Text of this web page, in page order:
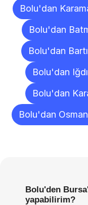
Bolu'dan
Bolu'dan
Bolu'dan
Bolu'dan
Bolu'dan
Bolu'dan
Bolu'den
yapabilirim?